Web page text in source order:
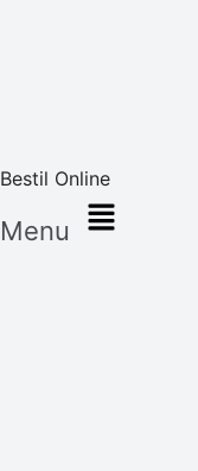
Bestil Online
Menu